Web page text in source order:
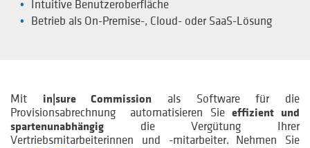
Intuitive Benutzeroberfläche
Betrieb als On-Premise-, Cloud- oder SaaS-Lösung
Mit in|sure Commission als Software für die
Provisionsabrechnung automati­sieren Sieeffizient und
spartenunabhängig die Vergütung Ihrer
Vertriebsmitarbeiterinnen und -mitarbeiter.
Nehmen Sie